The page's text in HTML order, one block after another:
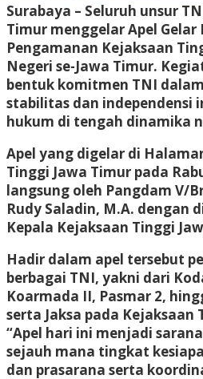
Surabaya – Seluruh unsur
Timur menggelar Apel Gelar
Pengamanan Kejaksaan
Negeri se-Jawa Timur.
bentuk komitmen TNI
stabilitas dan independensi
hukum di tengah dinamika
Apel yang digelar di
Tinggi Jawa Timur pada
langsung oleh Pangdam V/
Rudy Saladin, M.A. dengan
Kepala Kejaksaan Tinggi
Hadir dalam apel tersebut
berbagai TNI, yakni dari
Koarmada II, Pasmar 2,
serta Jaksa pada Kejaksaan
“Apel hari ini menjadi
sejauh mana tingkat
dan prasarana serta